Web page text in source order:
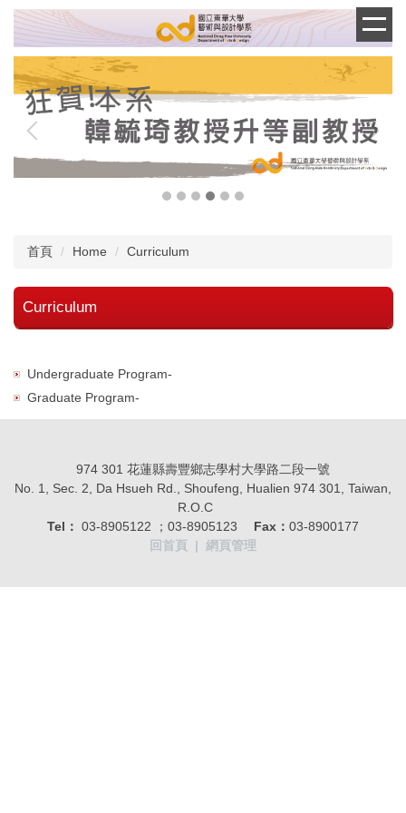
跳
到
主
內
首頁 Home Curriculum
Curriculum
Undergraduate Program-
Graduate Program-
974 301 花蓮縣壽豐鄉志學村大學路二段一號
No. 1, Sec. 2, Da Hsueh Rd., Shoufeng, Hualien 974 301, Taiwan,
R.O.C
Tel： 03-8905122 ；03-8905123 Fax： 03-8900177
回首頁 | 網頁管理